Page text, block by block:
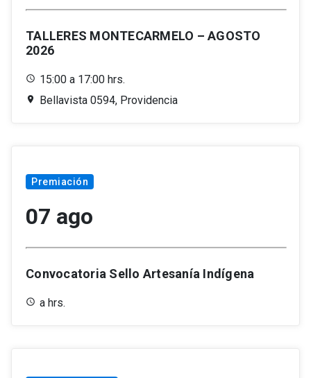
TALLERES MONTECARMELO – AGOSTO
2026
15:00 a 17:00 hrs.
Bellavista 0594, Providencia
Premiación
07 ago
Convocatoria Sello Artesanía Indígena
a hrs.